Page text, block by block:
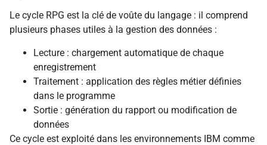
Le cycle RPG est la clé de voûte du langage : il comprend
plusieurs phases utiles à la gestion des données :
Lecture : chargement automatique de chaque
enregistrement
Traitement : application des règles métier définies
dans le programme
Sortie : génération du rapport ou modification de
données
Ce cycle est exploité dans les environnements IBM comme